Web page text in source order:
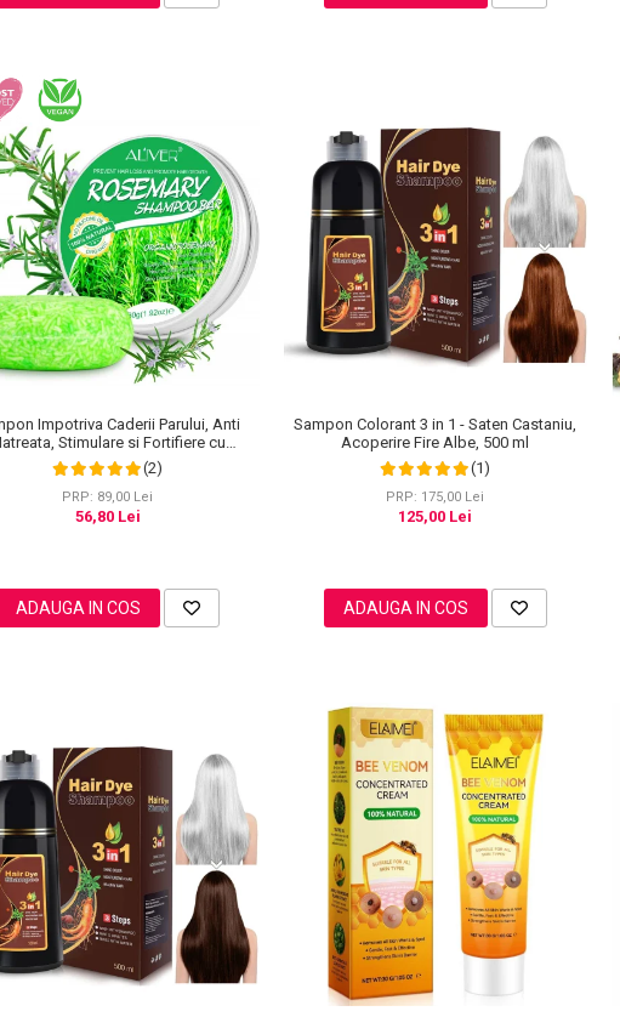
Impotriva Caderii Parului, Anti
Stimulare si Fortifiere cu
Organic, 100% Natural, Aliver 60 g
(2)
PRP: 89,00 Lei
56,80 Lei
ADAUGA IN COS
Sampon Colorant 3 in 1 - Saten Castaniu,
Acoperire Fire Albe, 500 ml
(1)
PRP: 175,00 Lei
125,00 Lei
ADAUGA IN COS